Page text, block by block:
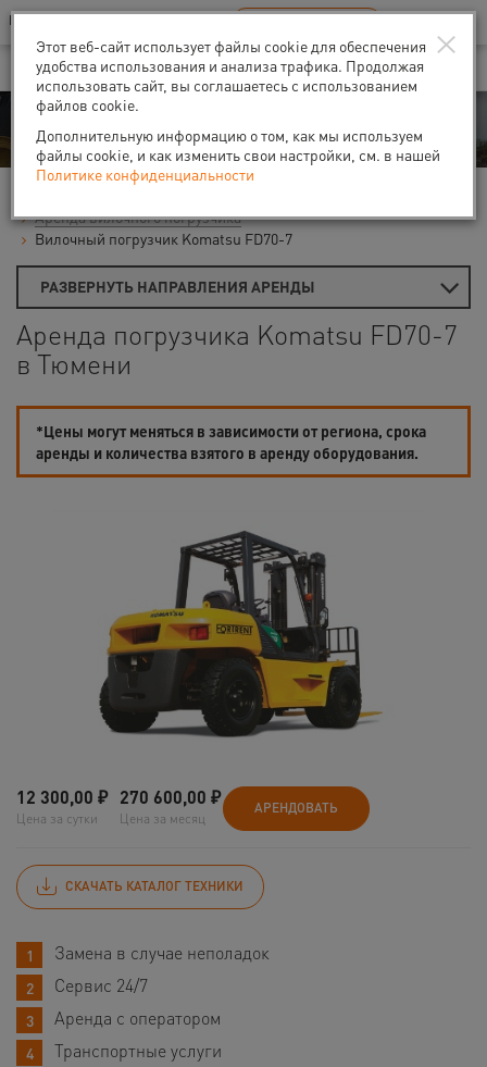
Ваш город:Тюмень
В Вашем регионе нет наших офисов RU EN
Аренда
Аренда вилочного погрузчика
Вилочный погрузчик Komatsu FD70-7
РАЗВЕРНУТЬ НАПРАВЛЕНИЯ АРЕНДЫ
Аренда погрузчика Komatsu FD70-7
в Тюмени
*Цены могут меняться в зависимости от региона, срока
аренды и количества взятого в аренду оборудования.
12 300,00 ₽
Цена за сутки
270 600,00 ₽
Цена за месяц
АРЕНДОВАТЬ
СКАЧАТЬ КАТАЛОГ ТЕХНИКИ
Замена в случае неполадок
Сервис 24/7
Аренда с оператором
Транспортные услуги
×
Этот веб-сайт использует файлы cookie для обеспечения
удобства использования и анализа трафика. Продолжая
использовать сайт, вы соглашаетесь с использованием
файлов cookie.
Дополнительную информацию о том, как мы используем
файлы cookie, и как изменить свои настройки, см. в нашей
Политике конфиденциальности